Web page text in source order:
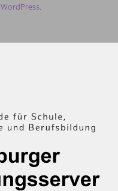
WordPress.